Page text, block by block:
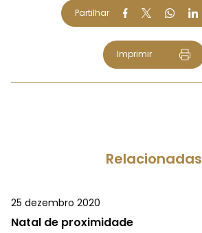
Partilhar
Imprimir
Relacionadas
25 dezembro 2020
Natal de proximidade